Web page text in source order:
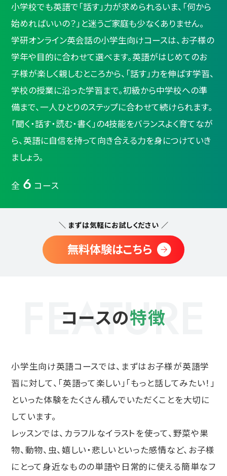
小学校でも英語で「話す」力が求められるいま、「何から
始めればいいの？」と迷うご家庭も少なくありません。
学研オンライン英会話の小学生向けコースは、お子様の
学年や目的に合わせて選べます。英語がはじめてのお
子様が楽しく親しむところから、「話す」力を伸ばす学習、
学校の授業に沿った学習まで。初級から中学校への準
備まで、一人ひとりのステップに合わせて続けられます。
「聞く・話す・読む・書く」の4技能をバランスよく育てなが
ら、英語に自信を持って向き合える力を身につけていき
ましょう。
全 6 コース
＼ まずは気軽にお試しください ／
無料体験はこちら
FEATURE
コースの特徴
小学生向け英語コースでは、まずはお子様が英語学
習に対して、「英語って楽しい」「もっと話してみたい！」
といった体験をたくさん積んでいただくことを大切に
しています。
レッスンでは、カラフルなイラストを使って、野菜や果
物、動物、虫、嬉しい・悲しいといった感情など、お子様
にとって身近なものの単語や日常的に使える簡単なフ